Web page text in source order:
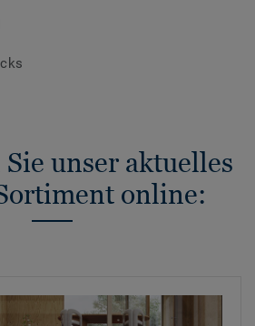
unser aktuelles
online: